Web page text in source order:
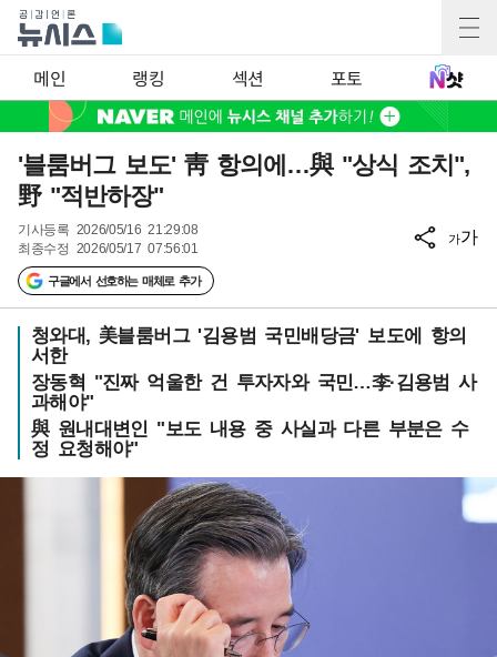
메인 랭킹 섹션 포토
'블룸버그 보도' 靑 항의에…與 "상식 조치",
野 "적반하장"
기사등록 2026/05/16 21:29:08
최종수정 2026/05/17 07:56:01
구글에서 선호하는 매체로 추가
가가
청와대, 美블룸버그 '김용범 국민배당금' 보도에 항의
서한
장동혁 "진짜 억울한 건 투자자와 국민…李·김용범 사
과해야"
與 원내대변인 "보도 내용 중 사실과 다른 부분은 수
정 요청해야"